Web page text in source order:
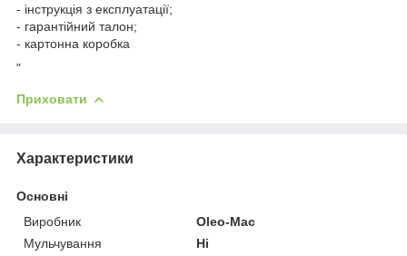
- інструкція з експлуатації;
- гарантійний талон;
- картонна коробка
"
Приховати
Характеристики
Основні
Виробник
Oleo-Mac
Мульчування
Ні